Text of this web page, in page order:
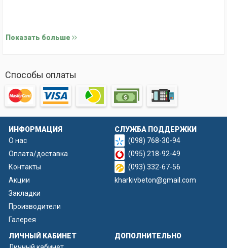
является использование ограждений с наборными
востребованными? Ответ прост: уникальные виды рельефа,
которые помогают создать эстетически привлекательные
наборного столба круглого сечения.
Особенности форм для создания наборных
столбов Круглый
Показать больше
Способы оплаты
ИНФОРМАЦИЯ
О нас
Оплата/доставка
Контакты
Акции
Закладки
Производители
Галерея
СЛУЖБА ПОДДЕРЖКИ
(098) 768-30-94
(095) 218-92-49
(093) 332-67-56
kharkivbeton@gmail.com
ЛИЧНЫЙ КАБИНЕТ
ДОПОЛНИТЕЛЬНО